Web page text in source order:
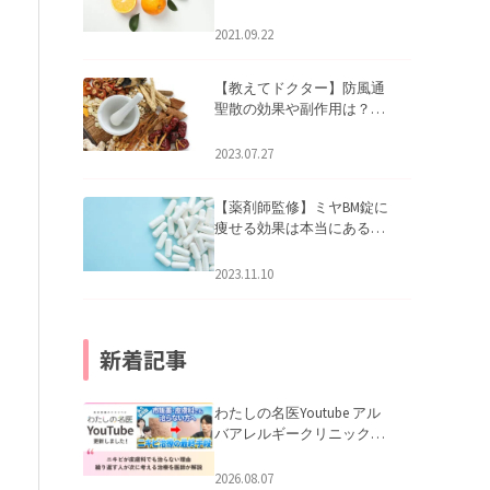
2021.09.22
【教えてドクター】防風通
聖散の効果や副作用は？長
2023.07.27
【薬剤師監修】ミヤBM錠に
痩せる効果は本当にある
2023.11.10
新着記事
わたしの名医Youtube アル
バアレルギークリニック札
らない理由｜繰り返す人が
2026.08.07